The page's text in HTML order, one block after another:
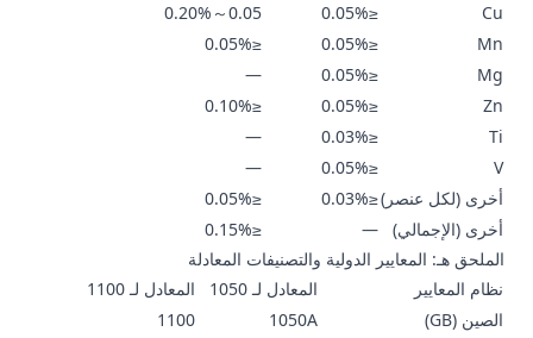
Cu
≤0.05%
0.05～0.20%
Mn
≤0.05%
≤0.05%
Mg
≤0.05%
—
Zn
≤0.05%
≤0.10%
Ti
≤0.03%
—
V
≤0.05%
—
أخرى (لكل عنصر)≤0.03%
≤0.05%
أخرى (الإجمالي)
—
≤0.15%
الملحق هـ: المعايير الدولية والتصنيفات المعادلة
نظام المعايير
المعادل لـ 1050
المعادل لـ 1100
الصين (GB)
1050A
1100